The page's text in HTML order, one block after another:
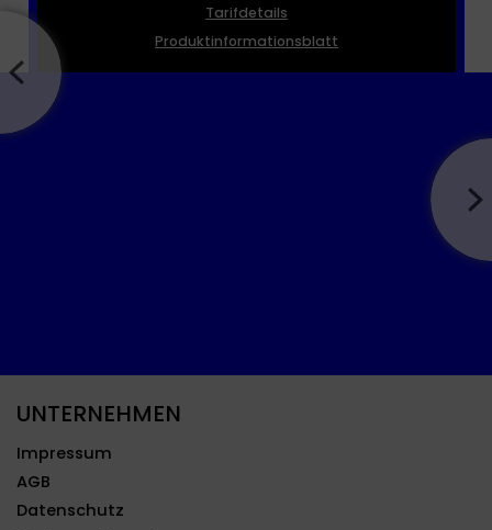
Tarifdetails
Produktinformationsblatt
UNTERNEHMEN
Impressum
AGB
Datenschutz